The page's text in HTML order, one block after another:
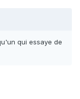
qui essaye de